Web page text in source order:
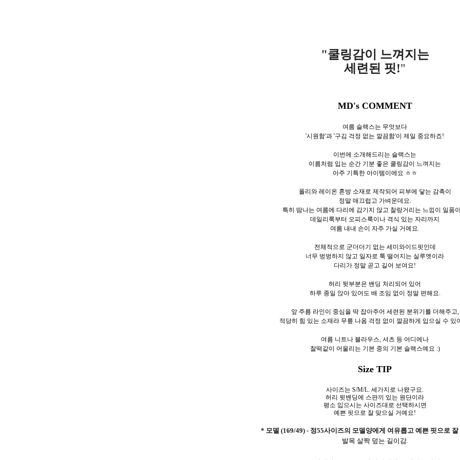
"쿨링감이 느껴지는
세련된 핏!"
MD's COMMENT
여름 슬랙스는 무엇보다
'시원함'과 '구김 걱정 없는 깔끔함'이 제일 중요하죠!
이번에 소개해드리는 슬랙스는
이름처럼 입는 순간 기분 좋은 쿨링감이 느껴지는
아주 기특한 아이템이에요 ㅎㅎ
폴리와 레이온 혼방 소재로 제작되어 피부에 닿는 감촉이
정말 매끄럽고 가벼운데요.
특히 땀나는 여름에 다리에 감기지 않고 찰랑거리는 느낌이 일품
데일리룩부터 오피스룩이나 격식 있는 자리까지
여름 내내 손이 자주 가실 거예요.
전체적으로 군더더기 없는 세미와이드핏인데
너무 벙벙하지 않고 일자로 툭 떨어지는 실루엣이라
다리가 정말 곧고 길어 보여요!
허리 뒷부분은 밴딩 처리되어 있어
하루 종일 앉아 있어도 배 조임 없이 정말 편해요.
앞 주름 라인이 중심을 딱 잡아주어 세련된 분위기를 더해주고,
적당히 힘 있는 소재라 무릎 나옴 걱정 없이 깔끔하게 입으실 수 있
여름 니트나 블라우스, 셔츠 등 어디에나
찰떡같이 어울리는 기본 중의 기본 슬랙스예요 :)
Size TIP
사이즈는 S/M/L. 세가지로 나왔구요.
허리 뒷밴딩에 스판끼 있는 원단이라
평소 입으시는 사이즈대로 선택하시면
예쁜 핏으로 잘 맞으실 거예요!
* 모델 (169/49) - 정55사이즈의 모델양에게 여유롭고 예쁜 핏으로
발목 살짝 덮는 길이감.